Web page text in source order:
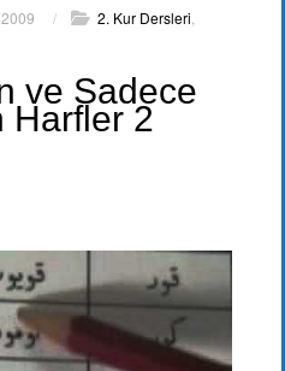
/ 2. Kur Dersleri,
ve Sadece
Harfler 2